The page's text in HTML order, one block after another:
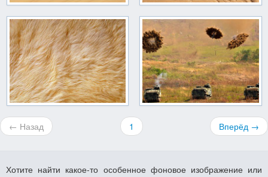
← Назад 1 Вперёд →
Хотите найти какое-то особенное фоновое изображение или